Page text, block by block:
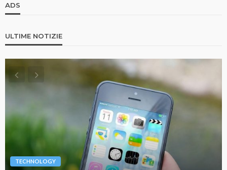
ADS
ULTIME NOTIZIE
TECHNOLOGY